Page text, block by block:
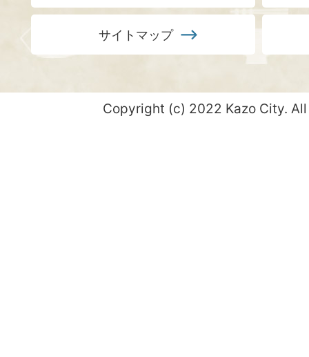
サイトマップ
Copyright (c) 2022 Kazo City.